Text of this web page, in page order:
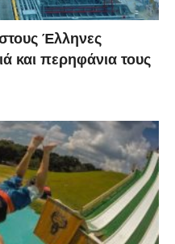
Έλληνες
και περηφάνια τους